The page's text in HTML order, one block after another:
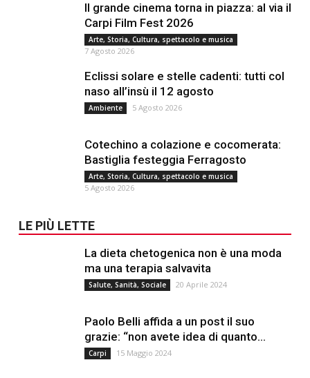
Il grande cinema torna in piazza: al via il
Carpi Film Fest 2026
Arte, Storia, Cultura, spettacolo e musica
7 Agosto 2026
Eclissi solare e stelle cadenti: tutti col
naso all’insù il 12 agosto
Ambiente 5 Agosto 2026
Cotechino a colazione e cocomerata:
Bastiglia festeggia Ferragosto
Arte, Storia, Cultura, spettacolo e musica
5 Agosto 2026
LE PIÙ LETTE
La dieta chetogenica non è una moda
ma una terapia salvavita
Salute, Sanità, Sociale 20 Aprile 2024
Paolo Belli affida a un post il suo
grazie: “non avete idea di quanto...
Carpi 15 Maggio 2024